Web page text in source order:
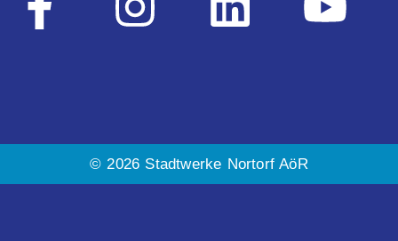
© 2026 Stadtwerke Nortorf AöR